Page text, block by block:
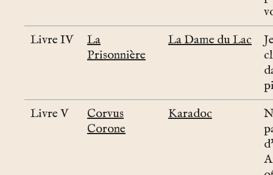
Livre IV
La
Prisonnière
La Dame du Lac
Livre V
Corvus
Corone
Karadoc